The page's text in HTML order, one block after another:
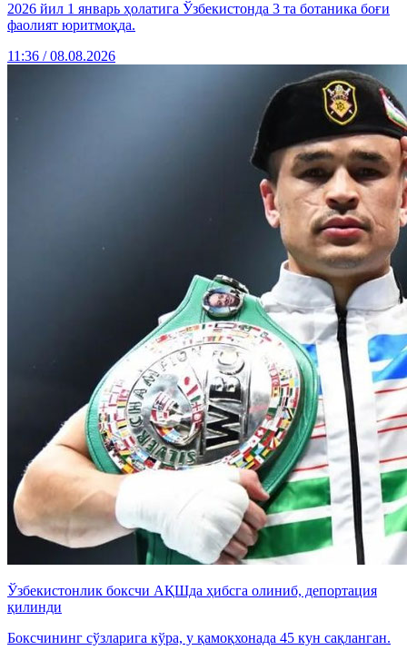
2026 йил 1 январь ҳолатига Ўзбекистонда 3 та ботаника боғи
фаолият юритмоқда.
11:36 / 08.08.2026
Ўзбекистонлик боксчи АҚШда ҳибсга олиниб, депортация
қилинди
Боксчининг сўзларига кўра, у қамоқхонада 45 кун сақланган.